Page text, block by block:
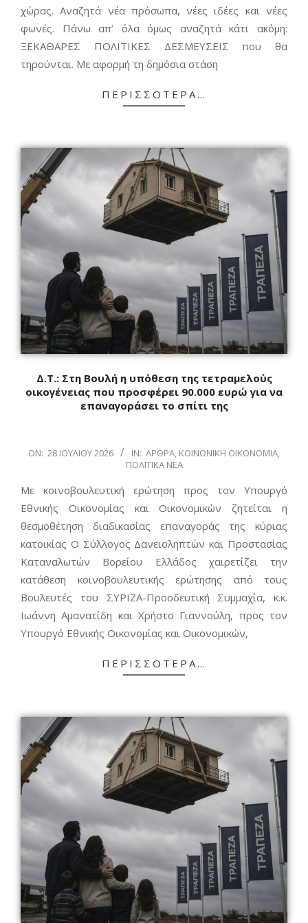
χώρας. Αναζητά νέα πρόσωπα, νέες ιδέες και νέες
φωνές. Πάνω απ’ όλα όμως αναζητά κάτι ακόμη:
ΞΕΚΑΘΑΡΕΣ ΠΟΛΙΤΙΚΕΣ ΔΕΣΜΕΥΣΕΙΣ που θα
τηρούνται. Με αφορμή τη δημόσια στάση
ΠΕΡΙΣΣΌΤΕΡΑ…
Δ.Τ.: Στη Βουλή η υπόθεση της τετραμελούς
οικογένειας που προσφέρει 90.000 ευρώ για να
επαναγοράσει το σπίτι της
2026-
28
ON: 28 ΙΟΥΛΊΟΥ 2026 IN: ΆΡΘΡΑ, ΚΟΙΝΩΝΙΚΉ ΟΙΚΟΝΟΜΊΑ,
ΠΟΛΙΤΙΚΆ ΝΈΑ
Με κοινοβουλευτική ερώτηση προς τον Υπουργό
Εθνικής Οικονομίας και Οικονομικών ζητείται η
θεσμοθέτηση διαδικασίας επαναγοράς της κύριας
κατοικίας Ο Σύλλογος Δανειοληπτών και Προστασίας
Καταναλωτών Βορείου Ελλάδος χαιρετίζει την
κατάθεση κοινοβουλευτικής ερώτησης από τους
Βουλευτές του ΣΥΡΙΖΑ-Προοδευτική Συμμαχία, κ.κ.
Ιωάννη Αμανατίδη και Χρήστο Γιαννούλη, προς τον
Υπουργό Εθνικής Οικονομίας και Οικονομικών,
ΠΕΡΙΣΣΌΤΕΡΑ…